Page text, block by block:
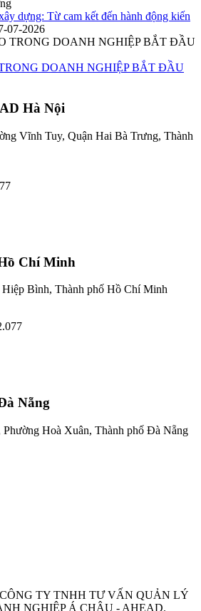
dựng: Từ cam kết đến hành động kiến
07-2026
DOANH NGHIỆP BẮT ĐẦU
Hà Nội
Vĩnh Tuy, Quận Hai Bà Trưng, Thành
Chí Minh
Bình, Thành phố Hồ Chí Minh
Nẵng
Hoà Xuân, Thành phố Đà Nẵng
CÔNG TY TNHH TƯ VẤN QUẢN LÝ
NGHIỆP Á CHÂU - AHEAD.